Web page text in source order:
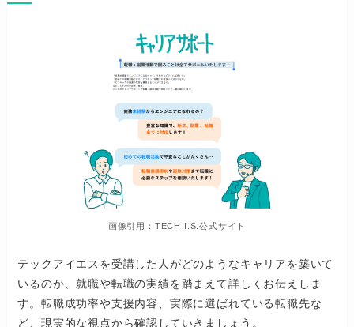
画像引用：TECH I.S.公式サイト
テックアイエスを受講した人がどのようなキャリアを築いて
いるのか、就職や転職の実績を踏まえて詳しくお伝えしま
す。転職成功率や支援内容、実際に選ばれている転職先な
ど、現実的な視点から確認していきましょう。